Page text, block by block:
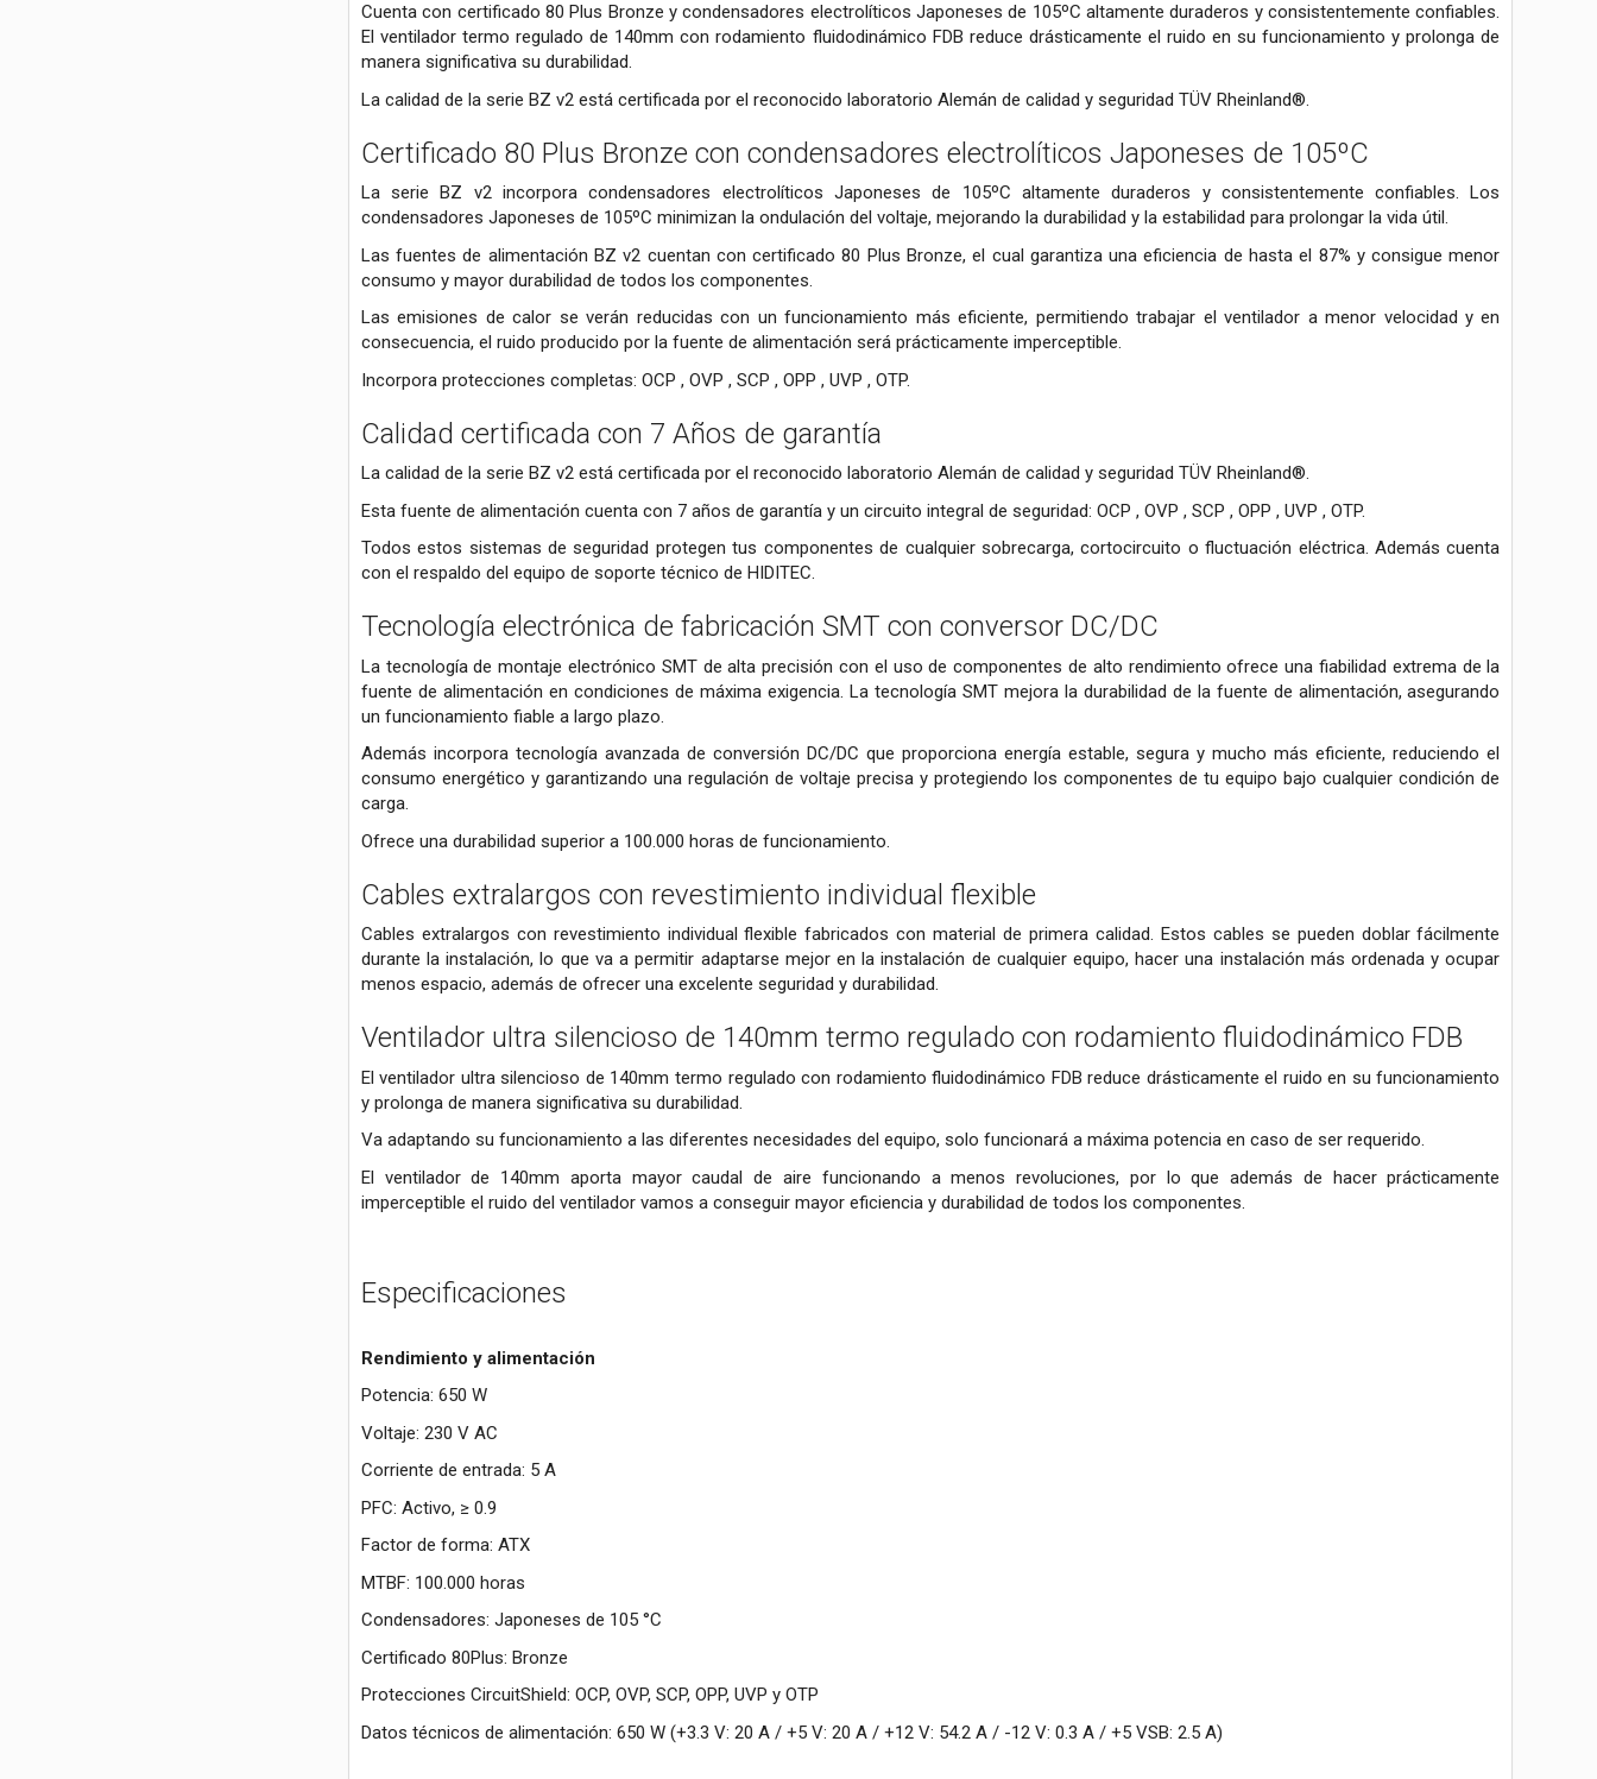
Cuenta con certificado 80 Plus Bronze y condensadores electrolíticos Japoneses de 105ºC altamente duraderos y consistentemente confiables.
El ventilador termo regulado de 140mm con rodamiento fluidodinámico FDB reduce drásticamente el ruido en su funcionamiento y prolonga de
manera significativa su durabilidad.
La calidad de la serie BZ v2 está certificada por el reconocido laboratorio Alemán de calidad y seguridad TÜV Rheinland®.
Certificado 80 Plus Bronze con condensadores electrolíticos Japoneses de 105ºC
La serie BZ v2 incorpora condensadores electrolíticos Japoneses de 105ºC altamente duraderos y consistentemente confiables. Los
condensadores Japoneses de 105ºC minimizan la ondulación del voltaje, mejorando la durabilidad y la estabilidad para prolongar la vida útil.
Las fuentes de alimentación BZ v2 cuentan con certificado 80 Plus Bronze, el cual garantiza una eficiencia de hasta el 87% y consigue menor
consumo y mayor durabilidad de todos los componentes.
Las emisiones de calor se verán reducidas con un funcionamiento más eficiente, permitiendo trabajar el ventilador a menor velocidad y en
consecuencia, el ruido producido por la fuente de alimentación será prácticamente imperceptible.
Incorpora protecciones completas: OCP , OVP , SCP , OPP , UVP , OTP.
Calidad certificada con 7 Años de garantía
La calidad de la serie BZ v2 está certificada por el reconocido laboratorio Alemán de calidad y seguridad TÜV Rheinland®.
Esta fuente de alimentación cuenta con 7 años de garantía y un circuito integral de seguridad: OCP , OVP , SCP , OPP , UVP , OTP.
Todos estos sistemas de seguridad protegen tus componentes de cualquier sobrecarga, cortocircuito o fluctuación eléctrica. Además cuenta
con el respaldo del equipo de soporte técnico de HIDITEC.
Tecnología electrónica de fabricación SMT con conversor DC/DC
La tecnología de montaje electrónico SMT de alta precisión con el uso de componentes de alto rendimiento ofrece una fiabilidad extrema de la
fuente de alimentación en condiciones de máxima exigencia. La tecnología SMT mejora la durabilidad de la fuente de alimentación, asegurando
un funcionamiento fiable a largo plazo.
Además incorpora tecnología avanzada de conversión DC/DC que proporciona energía estable, segura y mucho más eficiente, reduciendo el
consumo energético y garantizando una regulación de voltaje precisa y protegiendo los componentes de tu equipo bajo cualquier condición de
carga.
Ofrece una durabilidad superior a 100.000 horas de funcionamiento.
Cables extralargos con revestimiento individual flexible
Cables extralargos con revestimiento individual flexible fabricados con material de primera calidad. Estos cables se pueden doblar fácilmente
durante la instalación, lo que va a permitir adaptarse mejor en la instalación de cualquier equipo, hacer una instalación más ordenada y ocupar
menos espacio, además de ofrecer una excelente seguridad y durabilidad.
Ventilador ultra silencioso de 140mm termo regulado con rodamiento fluidodinámico FDB
El ventilador ultra silencioso de 140mm termo regulado con rodamiento fluidodinámico FDB reduce drásticamente el ruido en su funcionamiento
y prolonga de manera significativa su durabilidad.
Va adaptando su funcionamiento a las diferentes necesidades del equipo, solo funcionará a máxima potencia en caso de ser requerido.
El ventilador de 140mm aporta mayor caudal de aire funcionando a menos revoluciones, por lo que además de hacer prácticamente
imperceptible el ruido del ventilador vamos a conseguir mayor eficiencia y durabilidad de todos los componentes.
Especificaciones
Rendimiento y alimentación
Potencia: 650 W
Voltaje: 230 V AC
Corriente de entrada: 5 A
PFC: Activo, ≥ 0.9
Factor de forma: ATX
MTBF: 100.000 horas
Condensadores: Japoneses de 105 °C
Certificado 80Plus: Bronze
Protecciones CircuitShield: OCP, OVP, SCP, OPP, UVP y OTP
Datos técnicos de alimentación: 650 W (+3.3 V: 20 A / +5 V: 20 A / +12 V: 54.2 A / -12 V: 0.3 A / +5 VSB: 2.5 A)